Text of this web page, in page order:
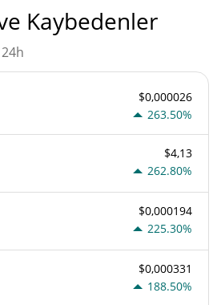
Kaybedenler
24h
$0,000026
263.50%
$4,13
262.80%
$0,000194
225.30%
$0,000331
188.50%